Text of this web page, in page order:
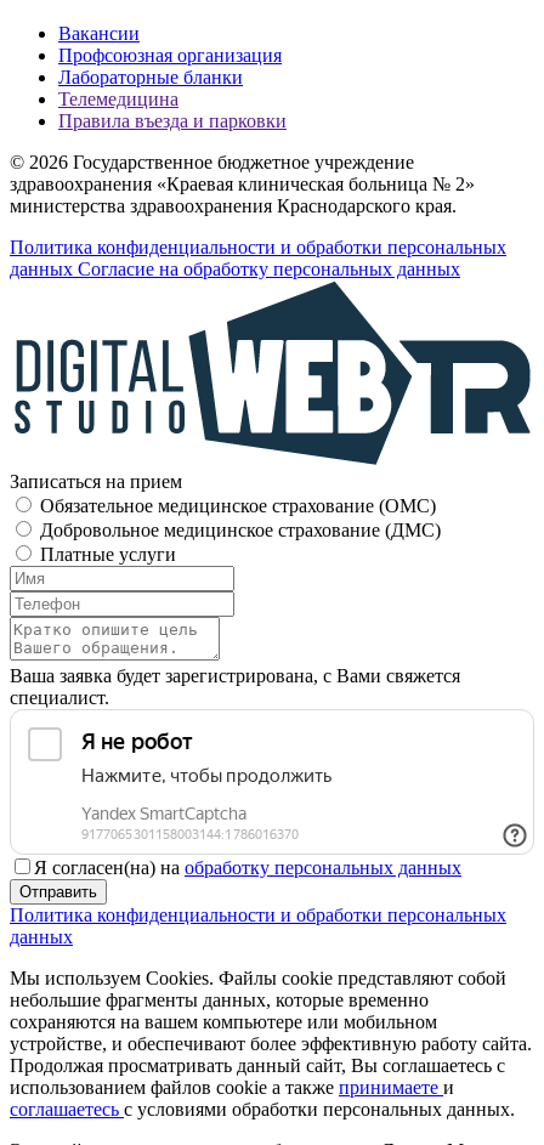
Вакансии
Профсоюзная организация
Лабораторные бланки
Телемедицина
Правила въезда и парковки
© 2026 Государственное бюджетное учреждение
здравоохранения «Краевая клиническая больница № 2»
министерства здравоохранения Краснодарского края.
Политика конфиденциальности и обработки персональных
данных Согласие на обработку персональных данных
Записаться на прием
Обязательное медицинское страхование (OMC)
Добровольное медицинское страхование (ДМС)
Платные услуги
Ваша заявка будет зарегистрирована, с Вами свяжется
специалист.
Я согласен(на) на обработку персональных данных
Отправить
Политика конфиденциальности и обработки персональных
данных
Мы используем Cookies. Файлы cookie представляют собой
небольшие фрагменты данных, которые временно
сохраняются на вашем компьютере или мобильном
устройстве, и обеспечивают более эффективную работу сайта.
Продолжая просматривать данный сайт, Вы соглашаетесь с
использованием файлов cookie а также принимаете и
соглашаетесь с условиями обработки персональных данных.